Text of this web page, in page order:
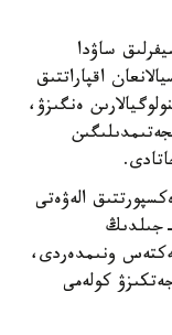
ساۋدا
اقپاراتتىق
ەنگىزۋ،
الەۋەتى
كەلە جاتقانى اتاپ ءوتىلدى. 2025 -جىلدىڭ
ونىمدەردى،
كولەمى